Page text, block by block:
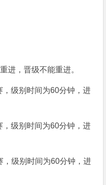
进，晋级不能重进。
级别时间为60分钟，进
级别时间为60分钟，进
，级别时间为60分钟，进